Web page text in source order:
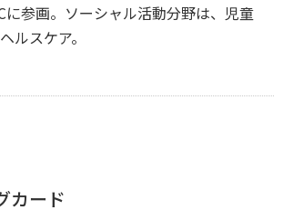
に参画。ソーシャル活動分野は、児童
ルスケア。
カード